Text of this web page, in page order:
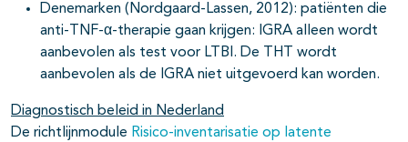
Denemarken (Nordgaard-Lassen, 2012): patiënten die
anti-TNF-α-therapie gaan krijgen: IGRA alleen wordt
aanbevolen als test voor LTBI. De THT wordt
aanbevolen als de IGRA niet uitgevoerd kan worden.
Diagnostisch beleid in Nederland
De richtlijnmodule Risico-inventarisatie op latente